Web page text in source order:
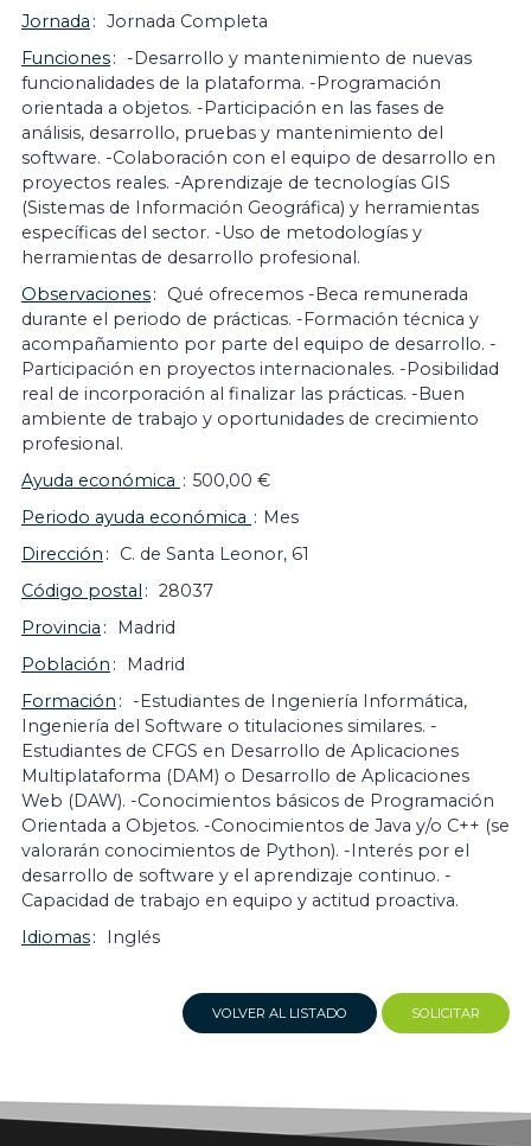
Jornada
Jornada Completa
Funciones
-Desarrollo y mantenimiento de nuevas
funcionalidades de la plataforma. -Programación
orientada a objetos. -Participación en las fases de
análisis, desarrollo, pruebas y mantenimiento del
software. -Colaboración con el equipo de desarrollo en
proyectos reales. -Aprendizaje de tecnologías GIS
(Sistemas de Información Geográfica) y herramientas
específicas del sector. -Uso de metodologías y
herramientas de desarrollo profesional.
Observaciones
Qué ofrecemos -Beca remunerada
durante el periodo de prácticas. -Formación técnica y
acompañamiento por parte del equipo de desarrollo. -
Participación en proyectos internacionales. -Posibilidad
real de incorporación al finalizar las prácticas. -Buen
ambiente de trabajo y oportunidades de crecimiento
profesional.
Ayuda económica
500,00 €
Periodo ayuda económica
Mes
Dirección
C. de Santa Leonor, 61
Código postal
28037
Provincia
Madrid
Población
Madrid
Formación
-Estudiantes de Ingeniería Informática,
Ingeniería del Software o titulaciones similares. -
Estudiantes de CFGS en Desarrollo de Aplicaciones
Multiplataforma (DAM) o Desarrollo de Aplicaciones
Web (DAW). -Conocimientos básicos de Programación
Orientada a Objetos. -Conocimientos de Java y/o C++ (se
valorarán conocimientos de Python). -Interés por el
desarrollo de software y el aprendizaje continuo. -
Capacidad de trabajo en equipo y actitud proactiva.
Idiomas
Inglés
VOLVER AL LISTADO SOLICITAR